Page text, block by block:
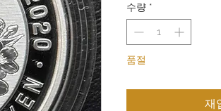
수량 *
품절
재